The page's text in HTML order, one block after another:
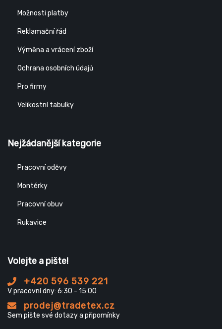
Možnosti platby
Reklamační řád
Výměna a vrácení zboží
Ochrana osobních údajů
Pro firmy
Velikostní tabulky
Nejžádanější kategorie
Pracovní oděvy
Montérky
Pracovní obuv
Rukavice
Volejte a pište!
+420 596 539 221
V pracovní dny: 6:30 - 15:00
prodej@tradetex.cz
Sem pište své dotazy a připomínky